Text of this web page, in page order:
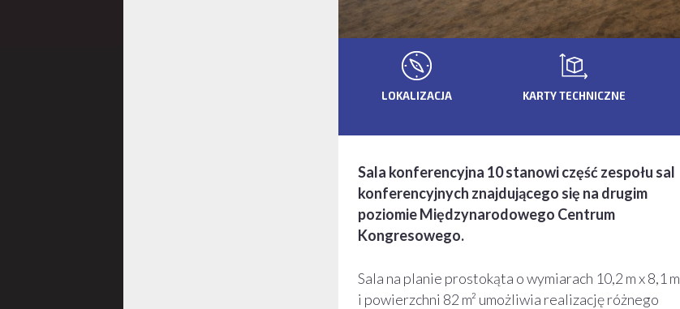
LOKALIZACJA KARTY TECHNICZNE
Sala konferencyjna 10 stanowi część zespołu sal
konferencyjnych znajdującego się na drugim
poziomie Międzynarodowego Centrum
Kongresowego.
Sala na planie prostokąta o wymiarach 10,2 m x 8,1 m
i powierzchni 82 m² umożliwia realizację różnego